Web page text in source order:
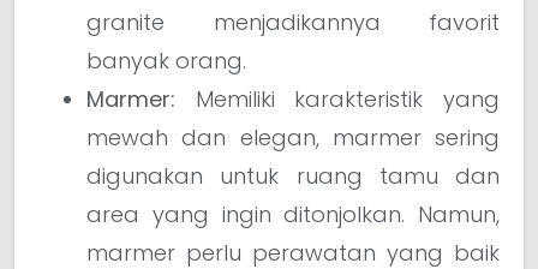
granite menjadikannya favorit
banyak orang.
Marmer: Memiliki karakteristik yang
mewah dan elegan, marmer sering
digunakan untuk ruang tamu dan
area yang ingin ditonjolkan. Namun,
marmer perlu perawatan yang baik